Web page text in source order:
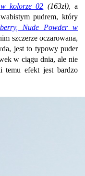
kolorze 02 (163zł), a
pudrem, który
Nude Powder w
szczerze oczarowana,
jest to typowy puder
w ciągu dnia, ale nie
temu efekt jest bardzo